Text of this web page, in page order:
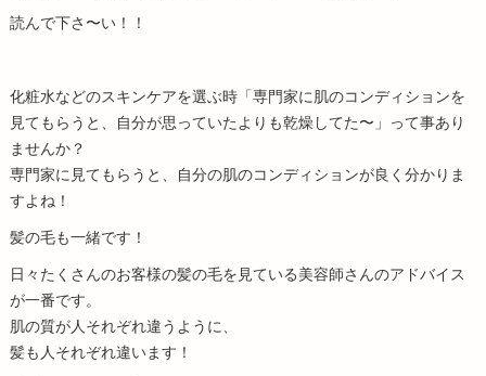
読んで下さ〜い！！
化粧水などのスキンケアを選ぶ時「専門家に肌のコンディションを
見てもらうと、自分が思っていたよりも乾燥してた〜」って事あり
ませんか？
専門家に見てもらうと、自分の肌のコンディションが良く分かりま
すよね！
髪の毛も一緒です！
日々たくさんのお客様の髪の毛を見ている美容師さんのアドバイス
が一番です。
肌の質が人それぞれ違うように、
髪も人それぞれ違います！